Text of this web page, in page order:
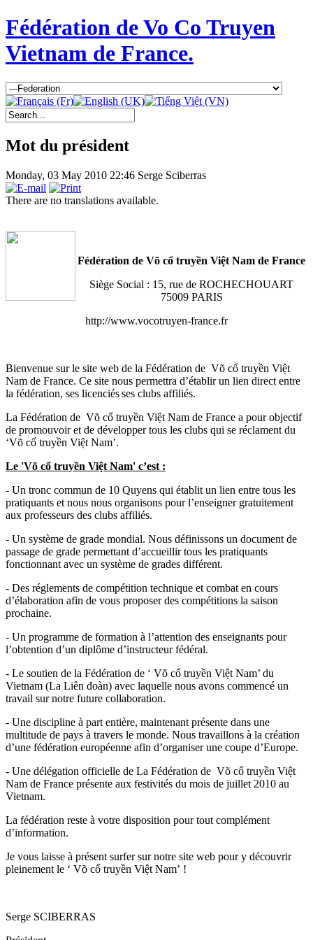
Fédération de Vo Co Truyen
Vietnam de France.
Mot du président
Monday, 03 May 2010 22:46 Serge Sciberras
There are no translations available.
Fédération de Võ cổ truyền Việt Nam de France
Siège Social : 15, rue de ROCHECHOUART
75009 PARIS
http://www.vocotruyen-france.fr
Bienvenue sur le site web de la Fédération de Võ cổ truyền Việt
Nam de France. Ce site nous permettra d’établir un lien direct entre
la fédération, ses licenciésses clubs affiliés.
La Fédération de Võ cổ truyền Việt Nam de France a pour objectif
de promouvoir et de développer tous les clubs qui se réclament du
‘Võ cổ truyền Việt Nam’.
Le 'Võ cổ truyền Việt Nam' c’est :
- Un tronc commun de 10 Quyens qui établit un lien entre tous les
pratiquants et nous nous organisons pour l’enseigner gratuitement
aux professeurs des clubs affiliés.
- Un système de grade mondial. Nous définissons un document de
passage de grade permettant d’accueillir tous les pratiquants
fonctionnant avec un système de grades différent.
- Des réglements de compétition technique et combat en cours
d’élaboration afin de vous proposer des compétitions la saison
prochaine.
- Un programme de formation à l’attention des enseignants pour
l’obtention d’un diplôme d’instructeur fédéral.
- Le soutien de la Fédération de ‘ Võ cổ truyền Việt Nam’ du
Vietnam (La Liên đoàn) avec laquelle nous avons commencé un
travail sur notre future collaboration.
- Une discipline à part entière, maintenant présente dans une
multitude de pays à travers le monde. Nous travaillons à la création
d’une fédération européenne afin d’organiser une coupe d’Europe.
- Une délégation officielle de La Fédération de Võ cổ truyền Việt
Nam de France présente aux festivités du mois de juillet 2010 au
Vietnam.
La fédération reste à votre disposition pour tout complément
d’information.
Je vous laisse à présent surfer sur notre site web pour y découvrir
pleinement le ‘ Võ cổ truyền Việt Nam’ !
Serge SCIBERRAS